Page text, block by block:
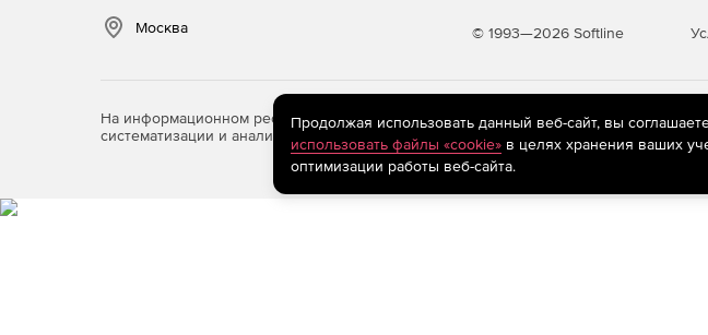
Москва © 1993—2026 Softline
На информационном ресурсе store.softline.ru применяютсярекомендательные
систематизации и анализа сведений, относящихся к предпочтениям
Продолжая использовать данный веб-сайт, вы
использовать файлы «cookie»в целях хранения ваших
оптимизации работы веб-сайта.